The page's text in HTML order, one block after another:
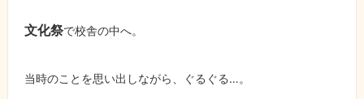
文化祭で校舎の中へ。
当時のことを思い出しながら、ぐるぐる…。